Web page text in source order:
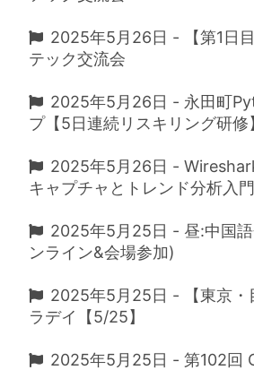
2025年5月26日 - 【第1日
テック交流会
2025年5月26日 - 永田町
プ【5日連続リスキリング研修
2025年5月26日 -
キャプチャとトレンド分析入門
2025年5月25日 - 昼:中国
ンライン&会場参加)
2025年5月25日 - 【東京・
ラデイ【5/25】
2025年5月25日 - 第102回